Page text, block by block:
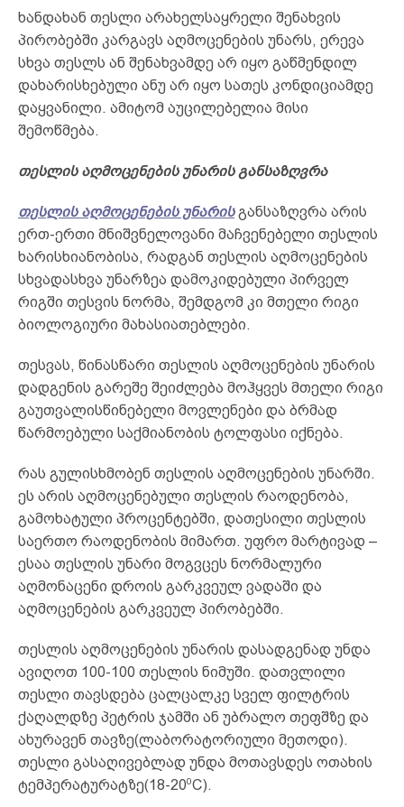
ხანდახან თესლი არახელსაყრელი შენახვის
პირობებში კარგავს აღმოცენების უნარს, ერევა
სხვა თესლს ან შენახვამდე არ იყო გაწმენდილ
დახარისხებული ანუ არ იყო სათეს კონდიციამდე
დაყვანილი. ამიტომ აუცილებელია მისი
შემოწმება.
თესლის აღმოცენების უნარის განსაზღვრა
თესლის აღმოცენების უნარისგანსაზღვრა არის
ერთ-ერთი მნიშვნელოვანი მაჩვენებელი თესლის
ხარისხიანობისა, რადგან თესლის აღმოცენების
სხვადასხვა უნარზეა დამოკიდებული პირველ
რიგში თესვის ნორმა, შემდგომ კი მთელი რიგი
ბიოლოგიური მახასიათებლები.
თესვას, წინასწარი თესლის აღმოცენების უნარის
დადგენის გარეშე შეიძლება მოჰყვეს მთელი რიგი
გაუთვალისწინებელი მოვლენები და ბრმად
წარმოებული საქმიანობის ტოლფასი იქნება.
რას გულისხმობენ თესლის აღმოცენების უნარში.
ეს არის აღმოცენებული თესლის რაოდენობა,
გამოხატული პროცენტებში, დათესილი თესლის
საერთო რაოდენობის მიმართ. უფრო მარტივად –
ესაა თესლის უნარი მოგვცეს ნორმალური
აღმონაცენი დროის გარკვეულ ვადაში და
აღმოცენების გარკვეულ პირობებში.
თესლის აღმოცენების უნარის დასადგენად უნდა
ავიღოთ 100-100 თესლის ნიმუში. დათვლილი
თესლი თავსდება ცალცალკე სველ ფილტრის
ქაღალდზე პეტრის ჯამში ან უბრალო თეფშზე და
ახურავენ თავზე(ლაბორატორიული მეთოდი).
თესლი გასაღივებლად უნდა მოთავსდეს ოთახის
ტემპერატურატზე(18-200C).